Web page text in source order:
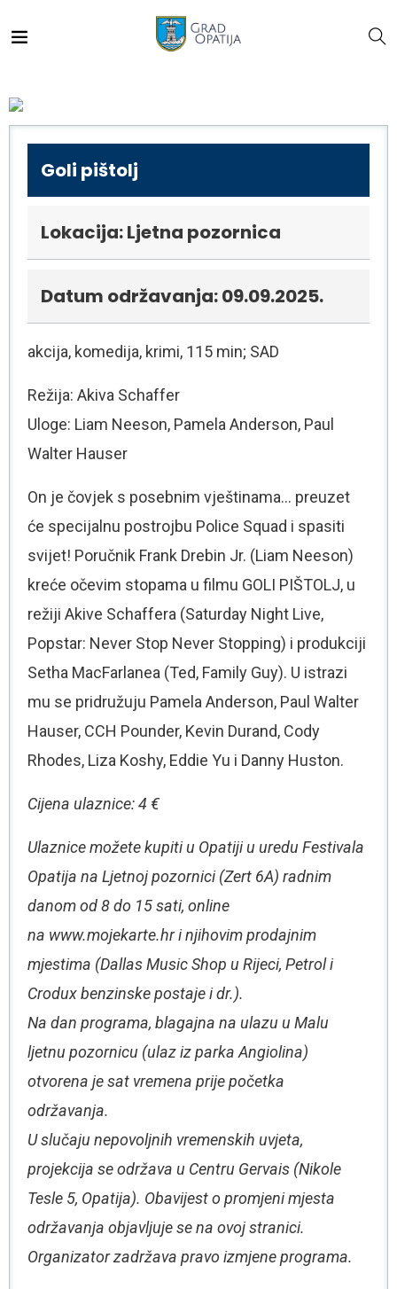
Goli pištolj
Lokacija: Ljetna pozornica
Datum održavanja: 09.09.2025.
akcija, komedija, krimi, 115 min; SAD
Režija: Akiva Schaffer
Uloge: Liam Neeson, Pamela Anderson, Paul
Walter Hauser
On je čovjek s posebnim vještinama… preuzet
će specijalnu postrojbu Police Squad i spasiti
svijet! Poručnik Frank Drebin Jr. (Liam Neeson)
kreće očevim stopama u filmu GOLI PIŠTOLJ, u
režiji Akive Schaffera (Saturday Night Live,
Popstar: Never Stop Never Stopping) i produkciji
Setha MacFarlanea (Ted, Family Guy). U istrazi
mu se pridružuju Pamela Anderson, Paul Walter
Hauser, CCH Pounder, Kevin Durand, Cody
Rhodes, Liza Koshy, Eddie Yu i Danny Huston.
Cijena ulaznice: 4 €
Ulaznice možete kupiti u Opatiji u uredu Festivala
Opatija na Ljetnoj pozornici (Zert 6A) radnim
danom od 8 do 15 sati, online
na www.mojekarte.hr i njihovim prodajnim
mjestima (Dallas Music Shop u Rijeci, Petrol i
Crodux benzinske postaje i dr.).
Na dan programa, blagajna na ulazu u Malu
ljetnu pozornicu (ulaz iz parka Angiolina)
otvorena je sat vremena prije početka
održavanja.
U slučaju nepovoljnih vremenskih uvjeta,
projekcija se održava u Centru Gervais (Nikole
Tesle 5, Opatija). Obavijest o promjeni mjesta
održavanja objavljuje se na ovoj stranici.
Organizator zadržava pravo izmjene programa.